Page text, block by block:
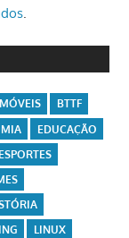
.
BTTF
EDUCAÇÃO
ESPORTES
LINUX